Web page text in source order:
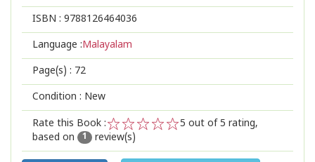
ISBN : 9788126464036
Language :Malayalam
Page(s) : 72
Condition : New
Rate this Book :
2
1
5 out of 5 rating,
based on
1 review(s)